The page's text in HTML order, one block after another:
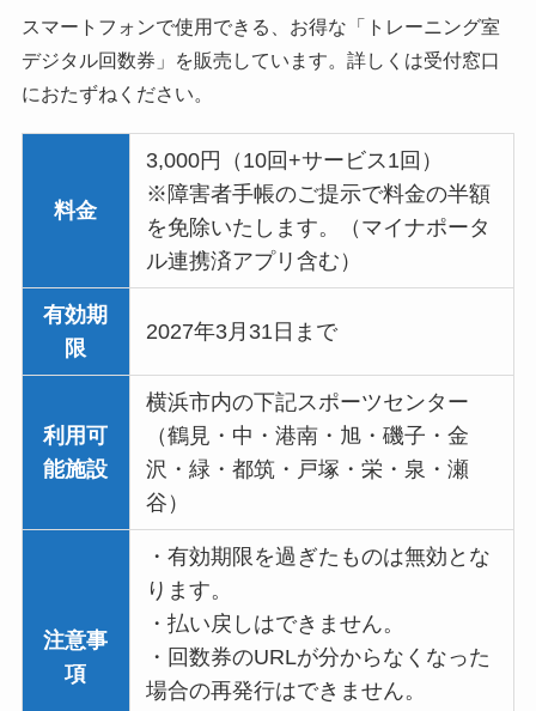
スマートフォンで使用できる、お得な「トレーニング室
デジタル回数券」を販売しています。詳しくは受付窓口
におたずねください。
料金
3,000円（10回+サービス1回）
※障害者手帳のご提示で料金の半額
を免除いたします。（マイナポータ
ル連携済アプリ含む）
有効期
限
2027年3月31日まで
利用可
能施設
横浜市内の下記スポーツセンター
（鶴見・中・港南・旭・磯子・金
沢・緑・都筑・戸塚・栄・泉・瀬
谷）
注意事
項
・有効期限を過ぎたものは無効とな
ります。
・払い戻しはできません。
・回数券のURLが分からなくなった
場合の再発行はできません。